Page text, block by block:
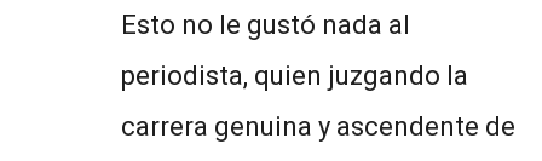
Esto no le gustó nada al
periodista, quien juzgando la
carrera genuina y ascendente de